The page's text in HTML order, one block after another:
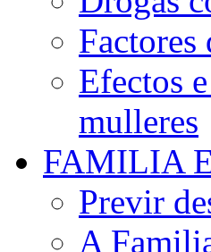
Factores
Efectos
mulleres
FAMILIA
Previr
A